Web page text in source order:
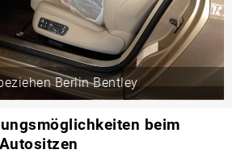
Berlin Bentley
beim